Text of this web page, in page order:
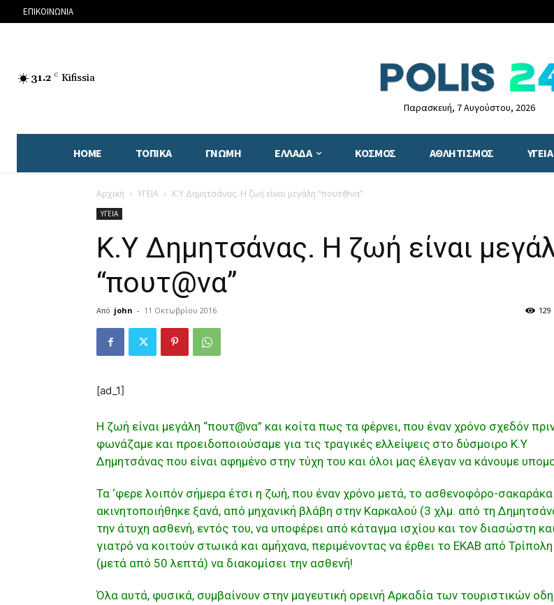
ΕΠΙΚΟΙΝΩΝΙΑ
31.2 C Kifissia
Παρασκευή, 7 Αυγούστου, 2026
HOME ΤΟΠΙΚΑ ΓΝΩΜΗ ΕΛΛΑΔΑ ΚΟΣΜΟΣ ΑΘΛΗΤΙΣΜΟΣ ΥΓΕΙΑ
Αρχική ΥΓΕΙΑ Κ.Υ Δημητσάνας. Η ζωή είναι μεγάλη “πουτ@να”
ΥΓΕΙΑ
Κ.Υ Δημητσάνας. Η ζωή είναι
“πουτ@να”
Από john - 11 Οκτωβρίου 2016 129
[ad_1]
Η ζωή είναι μεγάλη “πουτ@να” και κοίτα πως τα φέρνει, που έναν χρόνο σχεδόν
φωνάζαμε και προειδοποιούσαμε για τις τραγικές ελλείψεις στο δύσμοιρο Κ.Υ
Δημητσάνας που είναι αφημένο στην τύχη του και όλοι μας έλεγαν να κάνουμε
Τα ‘φερε λοιπόν σήμερα έτσι η ζωή, που έναν χρόνο μετά, το ασθενοφόρο-σακαράκα
ακινητοποιήθηκε ξανά, από μηχανική βλάβη στην Καρκαλού (3 χλμ. από τη
την άτυχη ασθενή, εντός του, να υποφέρει από κάταγμα ισχίου και τον διασώστη κα
γιατρό να κοιτούν στωικά και αμήχανα, περιμένοντας να έρθει το ΕΚΑΒ από Τρίπολη
(μετά από 50 λεπτά) να διακομίσει την ασθενή!
Όλα αυτά, φυσικά, συμβαίνουν στην μαγευτική ορεινή Αρκαδία των τουριστικών